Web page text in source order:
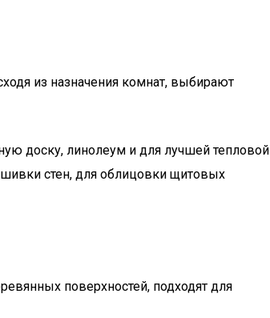
из назначения комнат, выбирают
доску, линолеум и для лучшей тепловой
стен, для облицовки щитовых
поверхностей, подходят для